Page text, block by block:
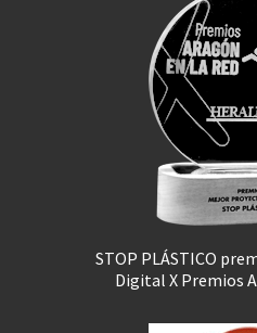
STOP PLÁSTICO
Digital X Premios